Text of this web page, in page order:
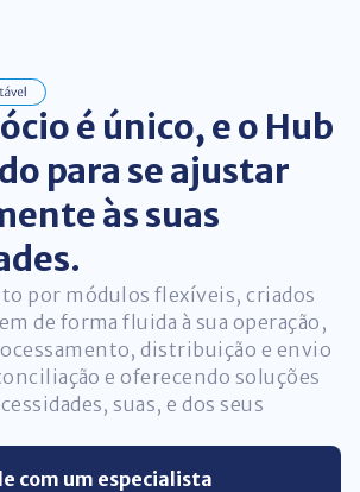
é único,e o Hub
para se ajustar
às suas
por módulos flexíveis, criados
de forma fluida à sua operação,
distribuição e envio
e oferecendo soluções
suas, e dos seus
com um especialista